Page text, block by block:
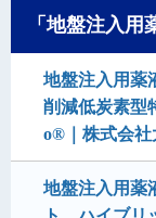
「地盤注入
地盤注入用薬
削減低炭素
o®｜株式会社
地盤注入用薬